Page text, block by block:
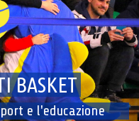
BASKET
e l'educazione